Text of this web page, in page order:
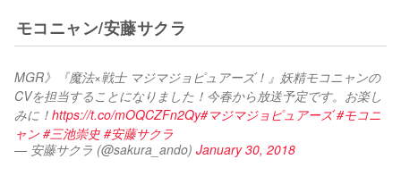
モコニャン/安藤サクラ
MGR》『魔法×戦士 マジマジョピュアーズ！』妖精モコニャンの
CVを担当することになりました！今春から放送予定です。お楽し
みに！ https://t.co/mOQCZFn2Qy#マジマジョピュアーズ #モコニ
ャン #三池崇史 #安藤サクラ
— 安藤サクラ (@sakura_ando) January 30, 2018